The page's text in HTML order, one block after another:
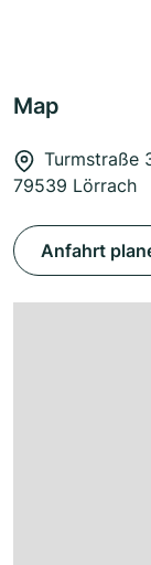
Map
Turmstraße
79539 Lörrach
Anfahrt